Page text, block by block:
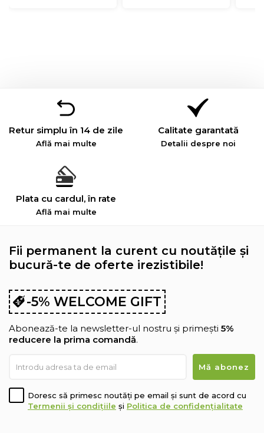
Retur simplu în 14 de zile
Află mai multe
Calitate garantată
Detalii despre noi
Plata cu cardul, în rate
Află mai multe
Fii permanent la curent cu noutățile și
bucură-te de oferte irezistibile!
-5% WELCOME GIFT
Abonează-te la newsletter-ul nostru și primești 5%
reducere la prima comandă.
Doresc să primesc noutăți pe email și sunt de acord cu
Termenii și condițiile și Politica de confidențialitate